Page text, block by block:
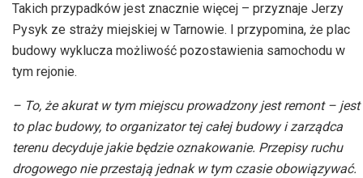
Takich przypadków jest znacznie więcej – przyznaje Jerzy
Pysyk ze straży miejskiej w Tarnowie. I przypomina, że plac
budowy wyklucza możliwość pozostawienia samochodu w
tym rejonie.
– To, że akurat w tym miejscu prowadzony jest remont – jest
to plac budowy, to organizator tej całej budowy i zarządca
terenu decyduje jakie będzie oznakowanie. Przepisy ruchu
drogowego nie przestają jednak w tym czasie obowiązywać.